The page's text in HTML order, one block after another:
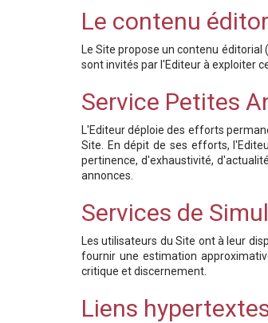
Le contenu
Le Site propose un contenu
sont invités par l'Editeur à exploiter
Service Petites
L'Editeur déploie des efforts
Site. En dépit de ses efforts,
pertinence, d'exhaustivité,
annonces.
Services de
Les utilisateurs du Site ont à leur
fournir une estimation
critique et discernement.
Liens